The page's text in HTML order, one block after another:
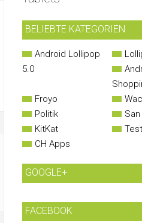
BELIEBTE KATEGORIEN
Android Lollipop
5.0
Froyo
Politik
KitKat
CH Apps
GOOGLE+
FACEBOOK